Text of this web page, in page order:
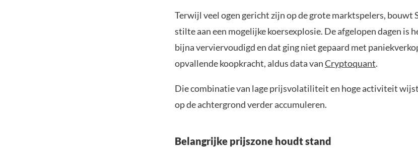
Terwijl veel ogen gericht zijn op de grote marktspelers, bouwt
stilte aan een mogelijke koersexplosie. De afgelopen dagen is
bijna verviervoudigd en dat ging niet gepaard met
opvallende koopkracht, aldus data vanCryptoquant.
Die combinatie van lage prijsvolatiliteit en hoge activiteit
op de achtergrond verder accumuleren.
Belangrijke prijszone houdt stand